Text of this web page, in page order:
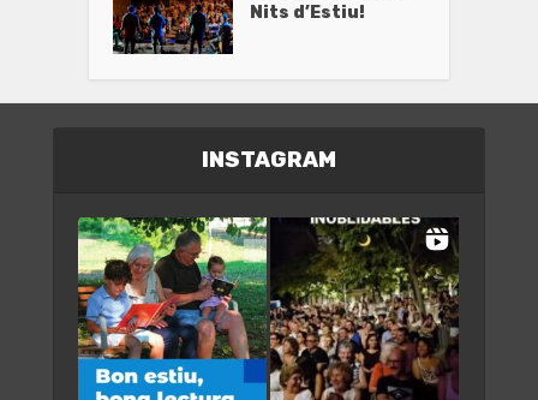
Nits d’Estiu!
INSTAGRAM